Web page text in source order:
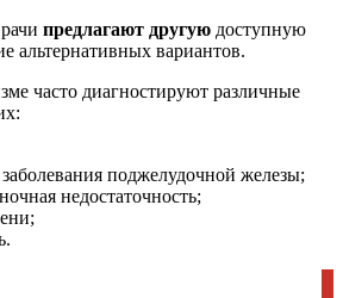
предлагают другую доступную
альтернативных вариантов.
часто диагностируют различные
поджелудочной железы;
недостаточность;